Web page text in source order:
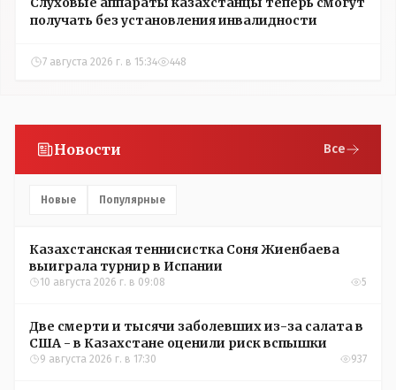
получать без установления инвалидности
7 августа 2026 г. в 15:34 448
Новости Все
Новые Популярные
Казахстанская теннисистка Соня Жиенбаева
выиграла турнир в Испании
10 августа 2026 г. в 09:08 5
Две смерти и тысячи заболевших из-за салата в
США - в Казахстане оценили риск вспышки
9 августа 2026 г. в 17:30 937